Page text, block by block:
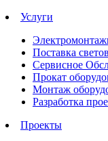
Услуги
Поставка
Сервисное
Прокат
Монтаж
Разработка
Проекты